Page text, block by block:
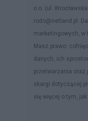
o.o. (ul.
rodo@netland.pl.
marketingowych, w
Masz prawo:
danych, ich
przetwarzania oraz
skargi dotyczącej
się więcej o tym, jak